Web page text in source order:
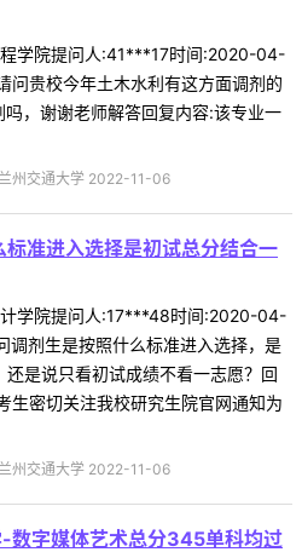
学院提问人:41***17时间:2020-04-
贵校今年土木水利有这方面调剂的
，谢谢老师解答回复内容:该专业一
州交通大学 2022-11-06
准进入选择是初试总分结合一
学院提问人:17***48时间:2020-04-
剂生是按照什么标准进入选择，是
是说只看初试成绩不看一志愿？回
生密切关注我校研究生院官网通知为
州交通大学 2022-11-06
数字媒体艺术总分345单科均过